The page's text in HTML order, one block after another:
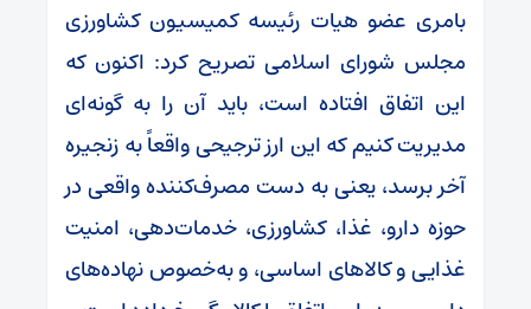
بامری عضو هیات رئیسه کمیسیون کشاورزی
مجلس شورای اسلامی تصریح کرد: اکنون که
این اتفاق افتاده است، باید آن را به گونه‌ای
مدیریت کنیم که این ارز ترجیحی واقعاً به زنجیره
آخر برسد، یعنی به دست مصرف‌کننده واقعی در
حوزه دارو، غذا، کشاورزی، خدمات‌دهی، امنیت
غذایی و کالاهای اساسی، و به‌خصوص نهاده‌های